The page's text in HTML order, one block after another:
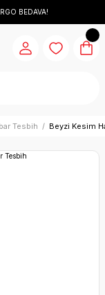
BEDAVA!
Tesbih Beyzi Kesim